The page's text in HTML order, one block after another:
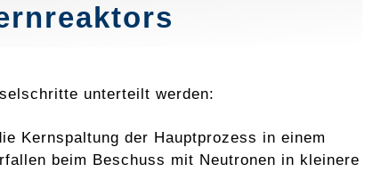
unterteilt werden:
Kernspaltung der Hauptprozess in einem
beim Beschuss mit Neutronen in kleinere